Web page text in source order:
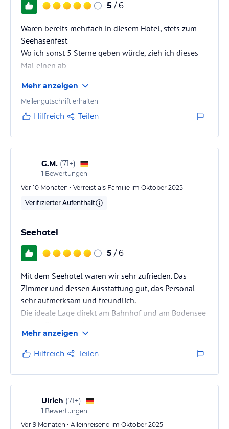
5 / 6
Waren bereits mehrfach in diesem Hotel, stets zum
Seehasenfest
Wo ich sonst 5 Sterne geben würde, zieh ich dieses
Mal einen ab
es gewohnt war.
Auch fehlten ein paar Wallnüsse, die es sonst immer
gab.
Wenn man aber "jährlich" als "Stammgast" kommt,
merkt man halt auch kleine Unterschiede
Mehr anzeigen
Meilengutschrift erhalten
Hilfreich Teilen
G.M. (71+)
1 Bewertungen
Vor 10 Monaten • Verreist als Familie im Oktober 2025
Verifizierter Aufenthalt
Seehotel
5 / 6
Mit dem Seehotel waren wir sehr zufrieden. Das
Zimmer und dessen Ausstattung gut, das Personal
sehr aufmerksam und freundlich.
Die ideale Lage direkt am Bahnhof und am Bodensee
Mehr anzeigen
Hilfreich Teilen
Ulrich (71+)
1 Bewertungen
Vor 9 Monaten • Alleinreisend im Oktober 2025